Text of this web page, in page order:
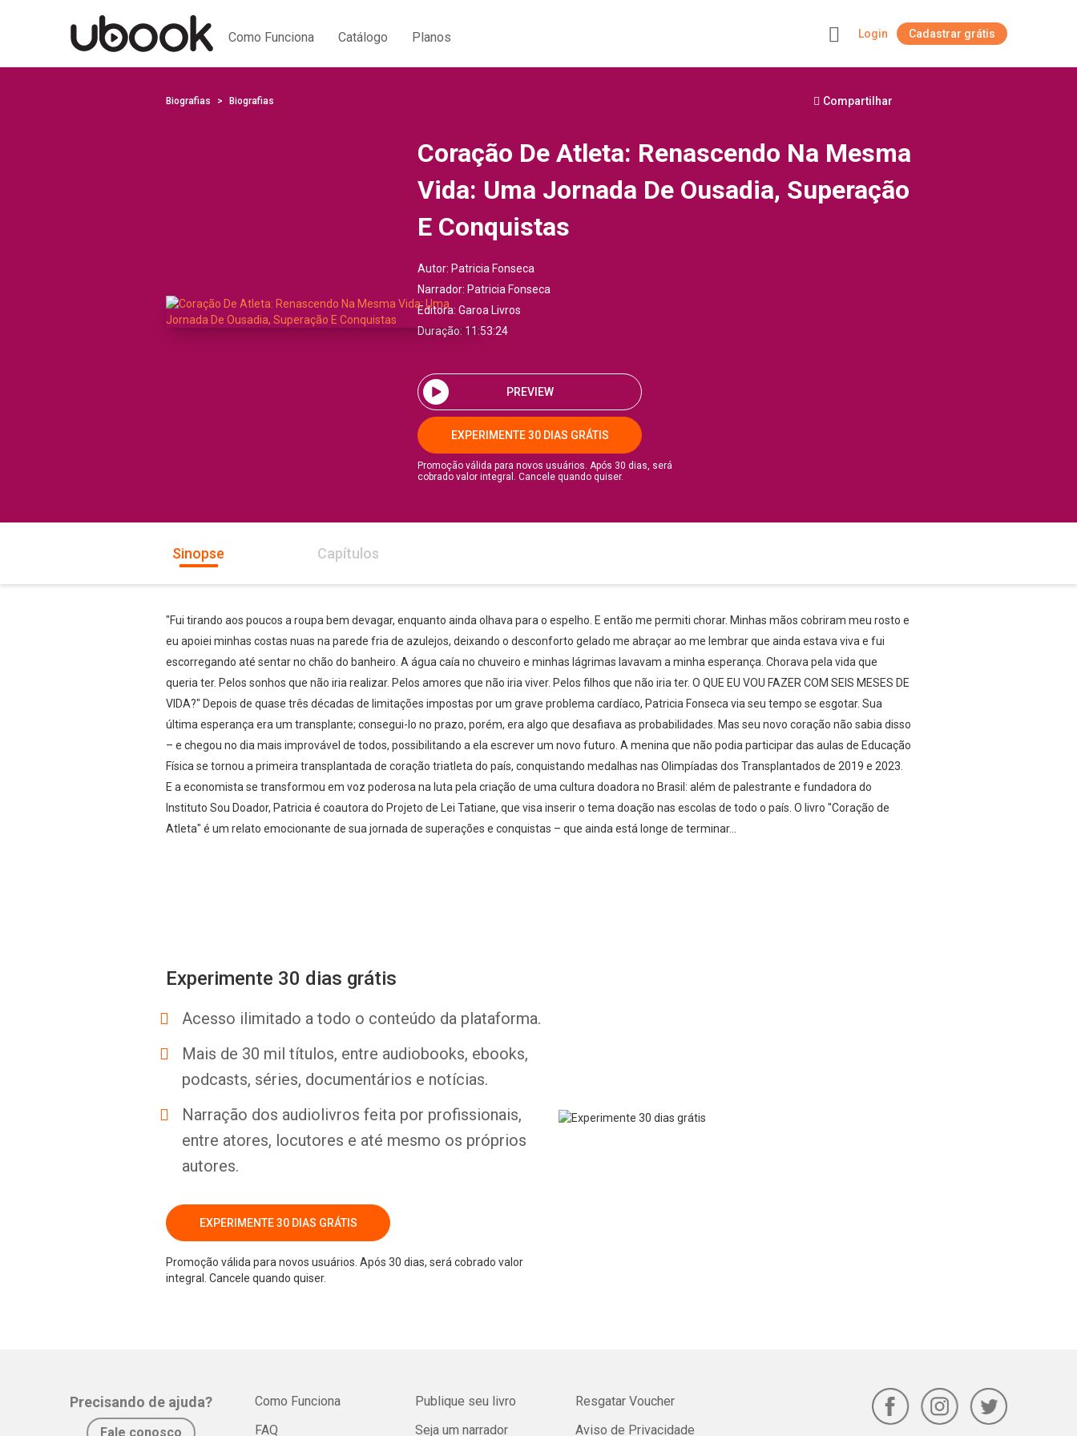
Como Funciona Catálogo Planos Login Cadastrar grátis
Biografias Biografias Compartilhar
Coração De Atleta: Renascendo Na Mesma
Vida: Uma Jornada De Ousadia, Superação
E Conquistas
Autor: Patricia Fonseca
Narrador: Patricia Fonseca
Editora: Garoa Livros
Duração: 11:53:24
PREVIEW
EXPERIMENTE 30 DIAS GRÁTIS
Promoção válida para novos usuários. Após 30 dias, será
cobrado valor integral. Cancele quando quiser.
Sinopse Capítulos
"Fui tirando aos poucos a roupa bem devagar, enquanto ainda olhava para o espelho. E então me permiti chorar. Minhas mãos cobriram meu rosto e
eu apoiei minhas costas nuas na parede fria de azulejos, deixando o desconforto gelado me abraçar ao me lembrar que ainda estava viva e fui
escorregando até sentar no chão do banheiro. A água caía no chuveiro e minhas lágrimas lavavam a minha esperança. Chorava pela vida que
queria ter. Pelos sonhos que não iria realizar. Pelos amores que não iria viver. Pelos filhos que não iria ter. O QUE EU VOU FAZER COM SEIS MESES DE
VIDA?" Depois de quase três décadas de limitações impostas por um grave problema cardíaco, Patricia Fonseca via seu tempo se esgotar. Sua
última esperança era um transplante; consegui-lo no prazo, porém, era algo que desafiava as probabilidades. Mas seu novo coração não sabia disso
– e chegou no dia mais improvável de todos, possibilitando a ela escrever um novo futuro. A menina que não podia participar das aulas de Educação
Física se tornou a primeira transplantada de coração triatleta do país, conquistando medalhas nas Olimpíadas dos Transplantados de 2019 e 2023.
E a economista se transformou em voz poderosa na luta pela criação de uma cultura doadora no Brasil: além de palestrante e fundadora do
Instituto Sou Doador, Patricia é coautora do Projeto de Lei Tatiane, que visa inserir o tema doação nas escolas de todo o país. O livro "Coração de
Atleta" é um relato emocionante de sua jornada de superações e conquistas – que ainda está longe de terminar...
Experimente 30 dias grátis
Acesso ilimitado a todo o conteúdo da plataforma.
Mais de 30 mil títulos, entre audiobooks, ebooks,
podcasts, séries, documentários e notícias.
Narração dos audiolivros feita por profissionais,
entre atores, locutores e até mesmo os próprios
autores.
EXPERIMENTE 30 DIAS GRÁTIS
Promoção válida para novos usuários. Após 30 dias, será cobrado valor
integral. Cancele quando quiser.
Precisando de ajuda?
Fale conosco
Como Funciona
FAQ
Publique seu livro
Seja um narrador
Resgatar Voucher
Aviso de Privacidade